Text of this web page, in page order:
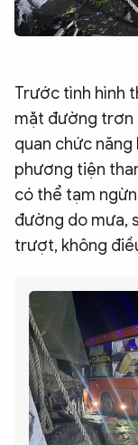
Trước tình hình
mặt đường trơn
quan chức
phương tiện
có thể tạm
đường do mưa,
trượt, không